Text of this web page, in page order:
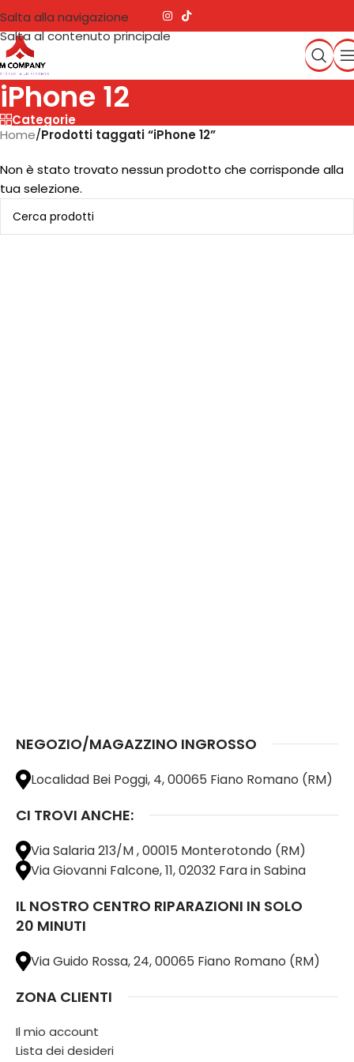
Salta alla navigazione
Salta al contenuto principale
iPhone 12
Categorie
Home/Prodotti taggati “iPhone 12”
Non è stato trovato nessun prodotto che corrisponde alla
tua selezione.
NEGOZIO/MAGAZZINO INGROSSO
Localidad Bei Poggi, 4, 00065 Fiano Romano (RM)
CI TROVI ANCHE:
Via Salaria 213/M , 00015 Monterotondo (RM)
Via Giovanni Falcone, 11, 02032 Fara in Sabina
IL NOSTRO CENTRO RIPARAZIONI IN SOLO
20 MINUTI
Via Guido Rossa, 24, 00065 Fiano Romano (RM)
ZONA CLIENTI
Il mio account
Lista dei desideri